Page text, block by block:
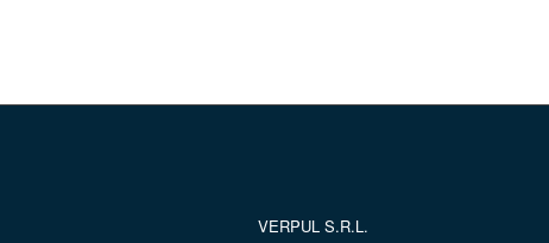
VERPUL S.R.L.